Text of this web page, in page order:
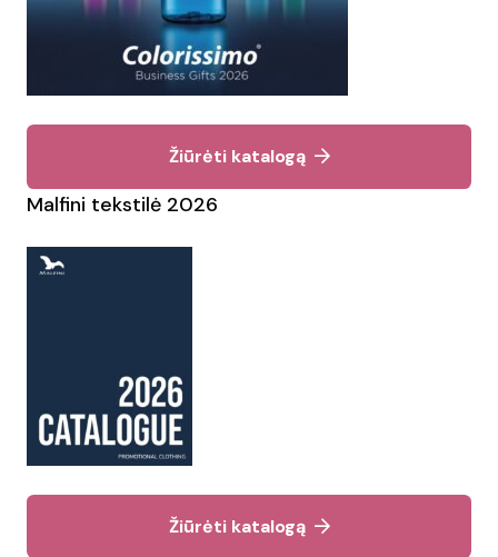
Žiūrėti katalogą
Malfini tekstilė 2026
Žiūrėti katalogą